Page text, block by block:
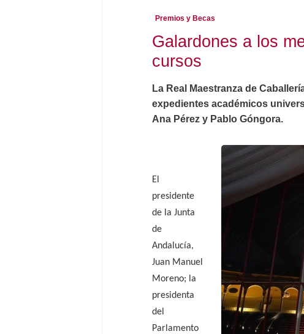
Premios y Becas
Galardones a los
cursos
La Real Maestranza de
expedientes académicos
Ana Pérez y Pablo Góngora.
El
presidente
de la Junta
de
Andalucía,
Juan Manuel
Moreno; la
presidenta
del
Parlamento